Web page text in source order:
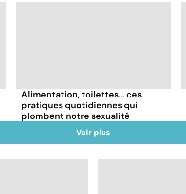
Alimentation, toilettes... ces
pratiques quotidiennes qui
plombent notre sexualité
Voir plus